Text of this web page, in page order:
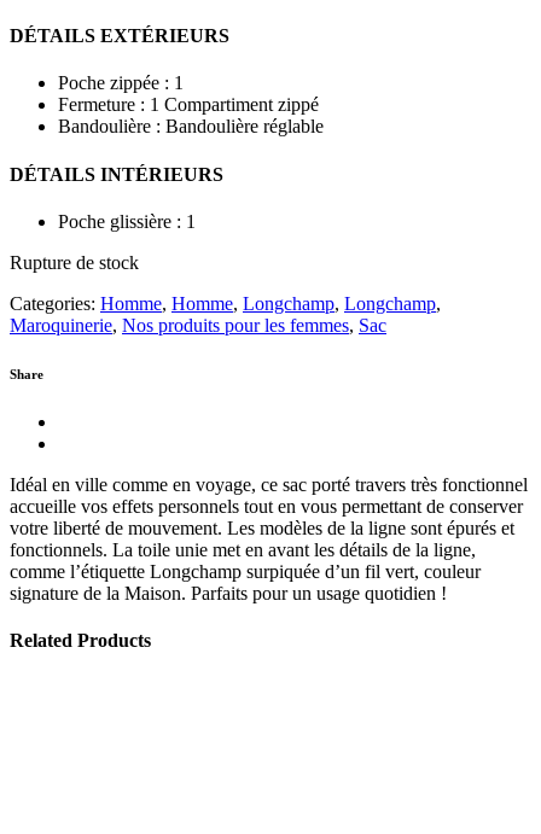
DÉTAILS EXTÉRIEURS
Poche zippée : 1
Fermeture : 1 Compartiment zippé
Bandoulière : Bandoulière réglable
DÉTAILS INTÉRIEURS
Poche glissière : 1
Rupture de stock
Categories: Homme, Homme, Longchamp, Longchamp,
Maroquinerie, Nos produits pour les femmes, Sac
Share
Idéal en ville comme en voyage, ce sac porté travers très fonctionnel
accueille vos effets personnels tout en vous permettant de conserver
votre liberté de mouvement. Les modèles de la ligne sont épurés et
fonctionnels. La toile unie met en avant les détails de la ligne,
comme l’étiquette Longchamp surpiquée d’un fil vert, couleur
signature de la Maison. Parfaits pour un usage quotidien !
Related Products